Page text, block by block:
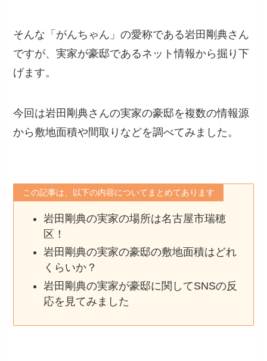
そんな「がんちゃん」の愛称である岩田剛典さん
ですが、実家が豪邸であるネット情報から掘り下
げます。
今回は岩田剛典さんの実家の豪邸を複数の情報源
から敷地面積や間取りなどを調べてみました。
この記事は、以下の内容についてまとめてあります
岩田剛典の実家の場所は名古屋市瑞穂
区！
岩田剛典の実家の豪邸の敷地面積はどれ
くらいか？
岩田剛典の実家が豪邸に関してSNSの反
応を見てみました